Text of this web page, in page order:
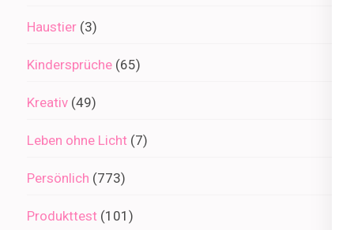
Haustier (3)
Kindersprüche (65)
Kreativ (49)
Leben ohne Licht (7)
Persönlich (773)
Produkttest (101)